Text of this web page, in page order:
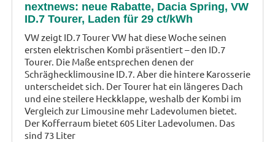
nextnews: neue Rabatte, Dacia Spring, VW
ID.7 Tourer, Laden für 29 ct/kWh
VW zeigt ID.7 Tourer VW hat diese Woche seinen
ersten elektrischen Kombi präsentiert – den ID.7
Tourer. Die Maße entsprechen denen der
Schräghecklimousine ID.7. Aber die hintere Karosserie
unterscheidet sich. Der Tourer hat ein längeres Dach
und eine steilere Heckklappe, weshalb der Kombi im
Vergleich zur Limousine mehr Ladevolumen bietet.
Der Kofferraum bietet 605 Liter Ladevolumen. Das
sind 73 Liter